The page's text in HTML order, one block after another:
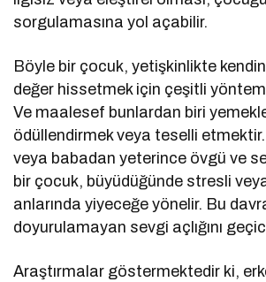
sorgulamasına yol açabilir.
Böyle bir çocuk, yetişkinlikte
değer hissetmek için çeşitli
Ve maalesef bunlardan biri
ödüllendirmek veya teselli
veya babadan yeterince övgü ve
bir çocuk, büyüdüğünde stresli
anlarında yiyeceğe yönelir. Bu
doyurulamayan sevgi açlığını
Araştırmalar göstermektedir ki,